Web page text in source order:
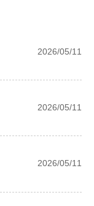
2026/05/11
2026/05/11
2026/05/11